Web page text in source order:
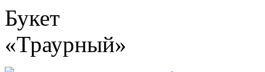
Букет
«Траурный»